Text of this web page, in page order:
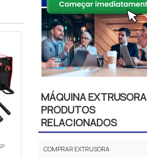
MÁQUINA EXTRUSORA
PRODUTOS
RELACIONADOS
COMPRAR EXTRUSORA